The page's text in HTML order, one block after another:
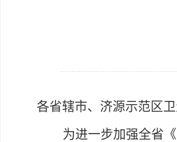
各省辖市、济源示范区
为进一步加强全省